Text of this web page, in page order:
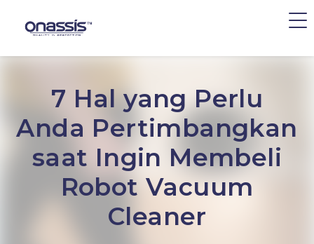
7 Hal yang Perlu
Anda Pertimbangkan
saat Ingin Membeli
Robot Vacuum
Cleaner